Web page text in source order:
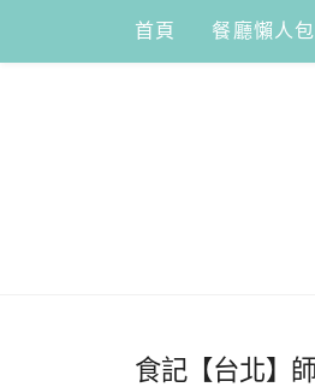
content
首頁 餐廳懶人包
食記【台北】